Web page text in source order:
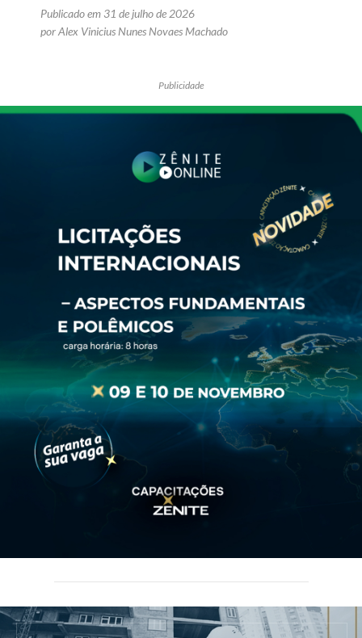
Publicado em 31 de julho de 2026
por Alex Vinicius Nunes Novaes Machado
Publicidade